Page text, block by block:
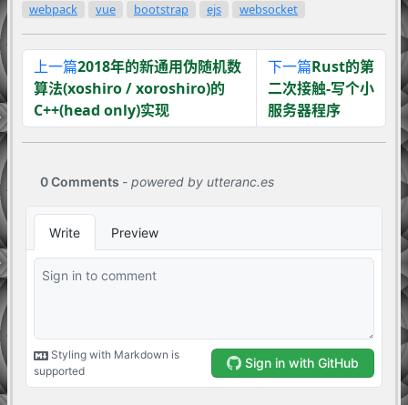
webpack
vue bootstrap ejs websocket
上一篇2018年的新通用伪随机数
算法(xoshiro / xoroshiro)的
C++(head only)实现
下一篇Rust的第
二次接触-写个小
服务器程序